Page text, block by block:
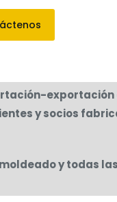
y socios
y todas